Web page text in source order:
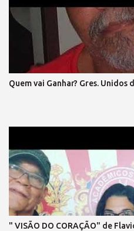
BRILHAR! (refrão 1) DE MÃOS
LIBERTAÇÃO ! E ENTÃO, VAMOS
DO QUE HÁ DE VIR. LIBERTAR...
DEMOCRACIA, SEM FARSA,
ARDIL O DIREITO, O FIM DA
LEI MAIOR TRIUNFAR O PAIS
A CIDADANIA VEM PRA RUA,
Quem vai Ganhar? Gres. Unidos
" VISÃO DO CORAÇÃO" de